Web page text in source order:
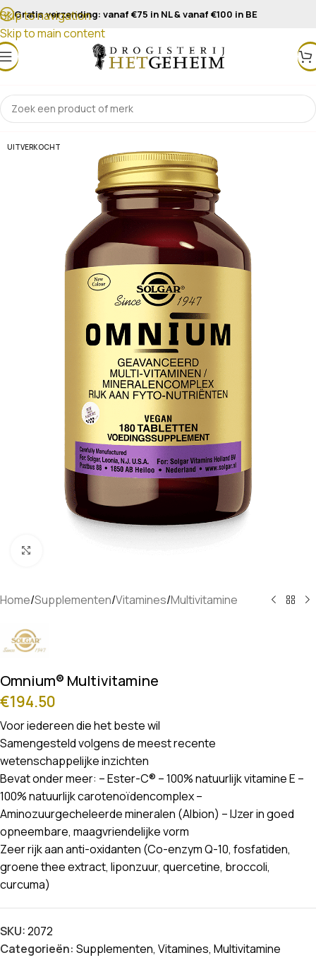
Skip to navigation
Skip to main content
Gratis verzending: vanaf €75 in NL & vanaf €100 in BE
UITVERKOCHT
Home/Supplementen/Vitamines/Multivitamine
Omnium® Multivitamine
€194.50
Voor iedereen die het beste wil
Samengesteld volgens de meest recente
wetenschappelijke inzichten
Bevat onder meer: – Ester-C® – 100% natuurlijk vitamine E –
100% natuurlijk carotenoïdencomplex –
Aminozuurgecheleerde mineralen (Albion) – IJzer in goed
opneembare, maagvriendelijke vorm
Zeer rijk aan anti-oxidanten (Co-enzym Q-10, fosfatiden,
groene thee extract, liponzuur, quercetine, broccoli,
curcuma)
SKU:2072
Categorieën: Supplementen, Vitamines, Multivitamine